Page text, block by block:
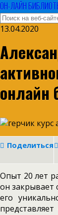
ОН-ЛАЙН
13.04.2020
онлайн
Поделиться
Опыт 20 лет
он закрывает
его